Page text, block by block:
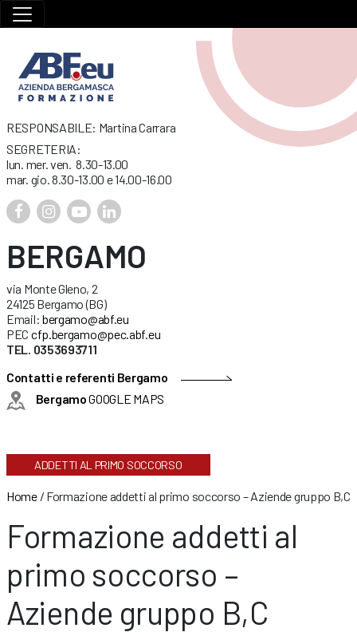
RESPONSABILE: Martina Carrara
SEGRETERIA:
lun. mer. ven. 8.30-13.00
mar. gio. 8.30-13.00 e 14.00-16.00
BERGAMO
via Monte Gleno, 2
24125 Bergamo (BG)
Email: bergamo@abf.eu
PEC cfp.bergamo@pec.abf.eu
TEL. 0353693711
Contatti e referenti Bergamo
BergamoGOOGLE MAPS
ADDETTI AL PRIMO SOCCORSO
Home/ Formazione addetti al primo soccorso – Aziende gruppo B,C
Formazione addetti al
primo soccorso –
Aziende gruppo B,C